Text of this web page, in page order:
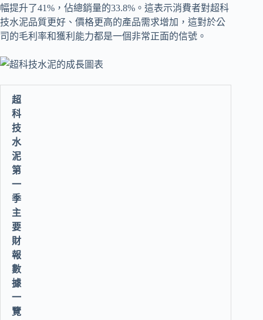
幅提升了41%，佔總銷量的33.8%。這表示消費者對超科
技水泥品質更好、價格更高的產品需求增加，這對於公
司的毛利率和獲利能力都是一個非常正面的信號。
超
科
技
水
泥
第
一
季
主
要
財
報
數
據
一
覽